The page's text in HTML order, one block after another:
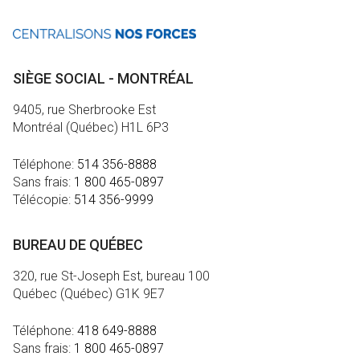
SIÈGE SOCIAL - MONTRÉAL
9405, rue Sherbrooke Est
Montréal (Québec) H1L 6P3
Téléphone: 514 356-8888
Sans frais: 1 800 465-0897
Télécopie: 514 356-9999
BUREAU DE QUÉBEC
320, rue St-Joseph Est, bureau 100
Québec (Québec) G1K 9E7
Téléphone: 418 649-8888
Sans frais: 1 800 465-0897